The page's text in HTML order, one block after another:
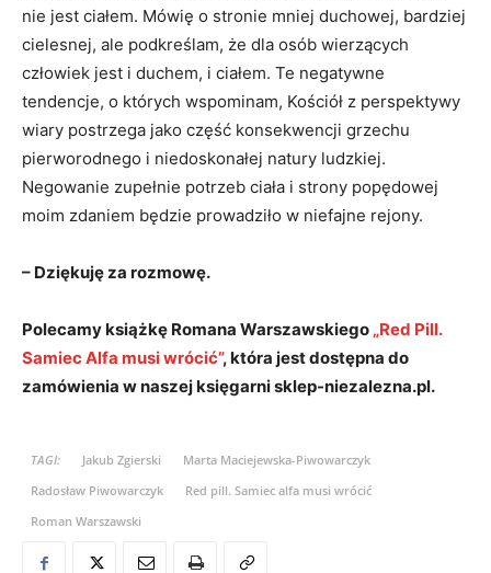
nie jest ciałem. Mówię o stronie mniej duchowej, bardziej
cielesnej, ale podkreślam, że dla osób wierzących
człowiek jest i duchem, i ciałem. Te negatywne
tendencje, o których wspominam, Kościół z perspektywy
wiary postrzega jako część konsekwencji grzechu
pierworodnego i niedoskonałej natury ludzkiej.
Negowanie zupełnie potrzeb ciała i strony popędowej
moim zdaniem będzie prowadziło w niefajne rejony.
– Dziękuję za rozmowę.
Polecamy książkę Romana Warszawskiego „Red Pill.
Samiec Alfa musi wrócić”, która jest dostępna do
zamówienia w naszej księgarni sklep-niezalezna.pl.
TAGI: Jakub Zgierski
Marta Maciejewska-Piwowarczyk
Radosław Piwowarczyk
Red pill. Samiec alfa musi wrócić
Roman Warszawski